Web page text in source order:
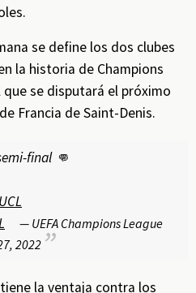
se define los dos clubes
la historia de Champions
que se disputará el próximo
Francia de Saint-Denis.
final 👊
— UEFA Champions League
2022
la ventaja contra los